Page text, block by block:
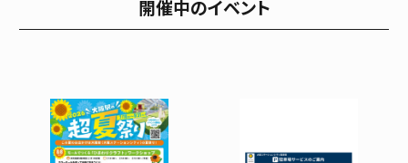
開催中のイベント